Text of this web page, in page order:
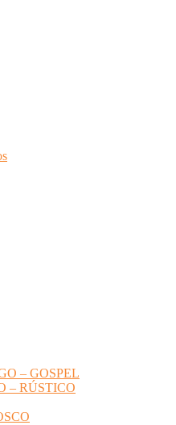
– GOSPEL
– RÚSTICO